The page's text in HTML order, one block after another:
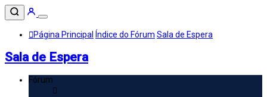
Página Principal Índice do Fórum Sala de Espera
Sala de Espera
Fórum